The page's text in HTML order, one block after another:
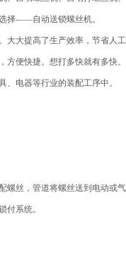
择——自动送锁螺丝机。
大大提高了生产效率，节省
方便快捷。想打多快就有多
、电器等行业的装配工序中。
螺丝，管道将螺丝送到电动或
付系统。